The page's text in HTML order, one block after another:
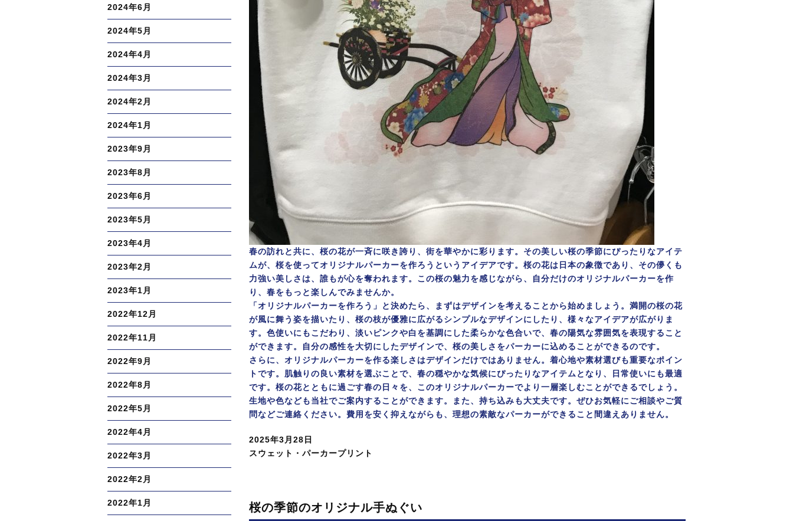
春の訪れと共に、桜の花が一斉に咲き誇り、街を華やかに彩ります。その美しい桜の季節にぴったりなアイテ
ムが、桜を使ってオリジナルパーカーを作ろうというアイデアです。桜の花は日本の象徴であり、その儚くも
力強い美しさは、誰もが心を奪われます。この桜の魅力を感じながら、自分だけのオリジナルパーカーを作
り、春をもっと楽しんでみませんか。
「オリジナルパーカーを作ろう」と決めたら、まずはデザインを考えることから始めましょう。満開の桜の花
が風に舞う姿を描いたり、桜の枝が優雅に広がるシンプルなデザインにしたり、様々なアイデアが広がりま
す。色使いにもこだわり、淡いピンクや白を基調にした柔らかな色合いで、春の陽気な雰囲気を表現すること
ができます。自分の感性を大切にしたデザインで、桜の美しさをパーカーに込めることができるのです。
さらに、オリジナルパーカーを作る楽しさはデザインだけではありません。着心地や素材選びも重要なポイン
トです。肌触りの良い素材を選ぶことで、春の穏やかな気候にぴったりなアイテムとなり、日常使いにも最適
です。桜の花とともに過ごす春の日々を、このオリジナルパーカーでより一層楽しむことができるでしょう。
生地や色なども当社でご案内することができます。また、持ち込みも大丈夫です。ぜひお気軽にご相談やご質
問などご連絡ください。費用を安く抑えながらも、理想の素敵なパーカーができること間違えありません。
投
稿
2025年3月28日
カ
ー
スウェット・パーカープリント
桜の季節のオリジナル手ぬぐい
2024年6月
2024年5月
2024年4月
2024年3月
2024年2月
2024年1月
2023年9月
2023年8月
2023年6月
2023年5月
2023年4月
2023年2月
2023年1月
2022年12月
2022年11月
2022年9月
2022年8月
2022年5月
2022年4月
2022年3月
2022年2月
2022年1月